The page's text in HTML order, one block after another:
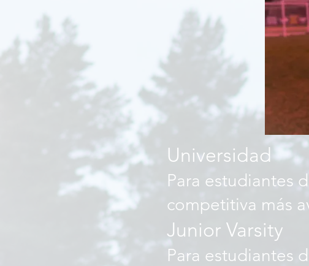
Universidad
Para estudiantes
competitiva más
Junior Varsity
Para estudiantes